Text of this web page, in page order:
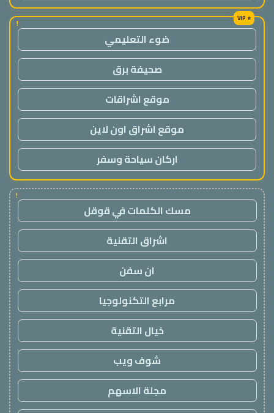
!
ضوء التعليمي
صحيفة برق
موقع اشراقات
موقع اشراق اون لاين
اركان سياحة وسفر
!
مسك الكلمات في قوقل
اشراق التقنية
ان سفن
مرابع التكنولوجيا
خيال التقنية
شوف ويب
مجلة الاسهم